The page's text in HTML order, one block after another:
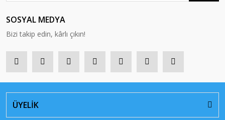
SOSYAL MEDYA
Bizi takip edin, kârlı çıkın!
ÜYELİK